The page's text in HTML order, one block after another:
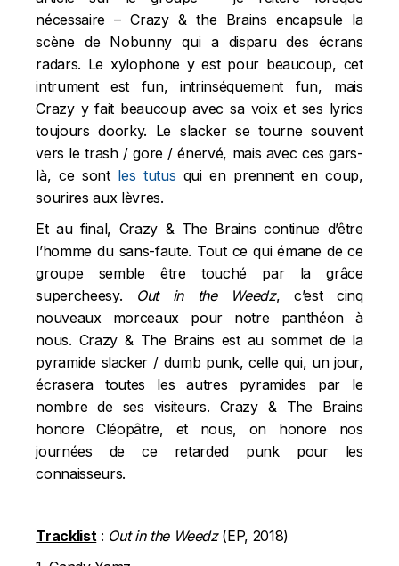
nécessaire – Crazy & the Brains encapsule la
scène de Nobunny qui a disparu des écrans
radars. Le xylophone y est pour beaucoup, cet
intrument est fun, intrinséquement fun, mais
Crazy y fait beaucoup avec sa voix et ses lyrics
toujours doorky. Le slacker se tourne souvent
vers le trash / gore / énervé, mais avec ces gars-
là, ce sont les tutus qui en prennent en coup,
sourires aux lèvres.
Et au final, Crazy & The Brains continue d’être
l’homme du sans-faute. Tout ce qui émane de ce
groupe semble être touché par la grâce
supercheesy.
Out in the Weedz, c’est cinq
nouveaux morceaux pour notre panthéon à
nous. Crazy & The Brains est au sommet de la
pyramide slacker / dumb punk, celle qui, un jour,
écrasera toutes les autres pyramides par le
nombre de ses visiteurs. Crazy & The Brains
honore Cléopâtre, et nous, on honore nos
journées de ce retarded punk pour les
connaisseurs.
Tracklist: Out in the Weedz(EP, 2018)